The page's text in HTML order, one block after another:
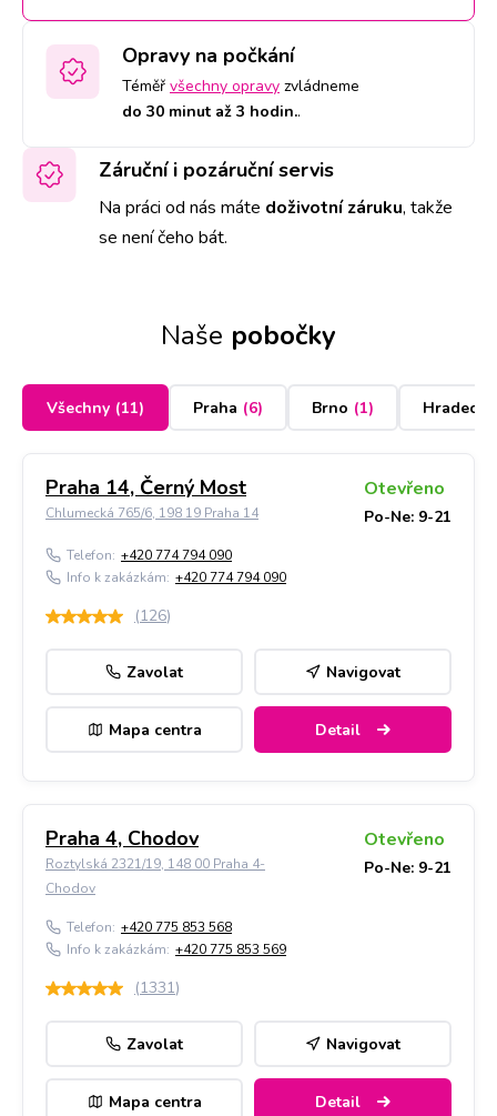
Opravy na počkání
Téměř všechny opravy zvládneme
do 30 minut až 3 hodin..
Záruční i pozáruční servis
Na práci od nás máte doživotní záruku, takže
se není čeho bát.
Naše pobočky
Všechny (11) Praha (6) Brno (1) Hradec
Praha 14, Černý Most
Chlumecká 765/6, 198 19 Praha 14
Otevřeno
Po-Ne: 9-21
Telefon: +420 774 794 090
Info k zakázkám: +420 774 794 090
(126)
Zavolat Navigovat
Mapa centra Detail
Praha 4, Chodov
Roztylská 2321/19, 148 00 Praha 4-
Chodov
Otevřeno
Po-Ne: 9-21
Telefon: +420 775 853 568
Info k zakázkám: +420 775 853 569
(1331)
Zavolat Navigovat
Mapa centra Detail